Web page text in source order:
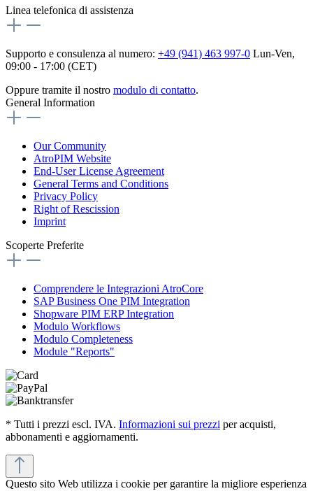
Linea telefonica di assistenza
Supporto e consulenza al numero: +49 (941) 463 997-0 Lun-Ven,
09:00 - 17:00 (CET)
Oppure tramite il nostro modulo di contatto.
General Information
Our Community
AtroPIM Website
End-User License Agreement
General Terms and Conditions
Privacy Policy
Right of Rescission
Imprint
Scoperte Preferite
Comprendere le Integrazioni AtroCore
SAP Business One PIM Integration
Shopware PIM ERP Integration
Modulo Workflows
Modulo Completeness
Module "Reports"
* Tutti i prezzi escl. IVA. Informazioni sui prezzi per acquisti,
abbonamenti e aggiornamenti.
Questo sito Web utilizza i cookie per garantire la migliore esperienza